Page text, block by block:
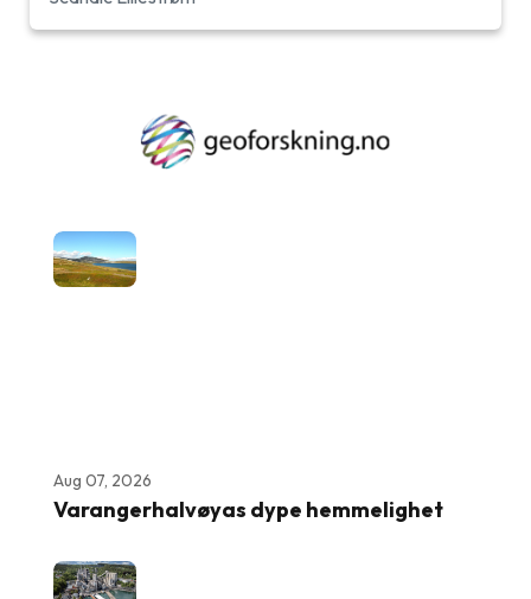
Aug 07, 2026
Varangerhalvøyas dype hemmelighet